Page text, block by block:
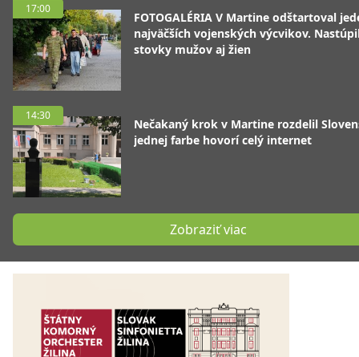
17:00
FOTOGALÉRIA V Martine odštartoval
najväčších vojenských výcvikov.
stovky mužov aj žien
14:30
Nečakaný krok v Martine rozdelil
jednej farbe hovorí celý internet
Zobraziť viac